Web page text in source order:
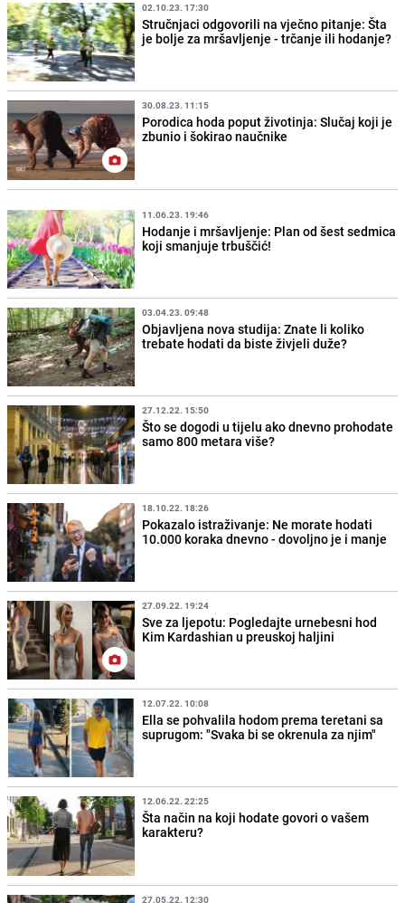
02.10.23. 17:30
Stručnjaci odgovorili na vječno pitanje: Šta
je bolje za mršavljenje - trčanje ili hodanje?
30.08.23. 11:15
Porodica hoda poput životinja: Slučaj koji je
zbunio i šokirao naučnike
11.06.23. 19:46
Hodanje i mršavljenje: Plan od šest sedmica
koji smanjuje trbuščić!
03.04.23. 09:48
Objavljena nova studija: Znate li koliko
trebate hodati da biste živjeli duže?
27.12.22. 15:50
Što se dogodi u tijelu ako dnevno prohodate
samo 800 metara više?
18.10.22. 18:26
Pokazalo istraživanje: Ne morate hodati
10.000 koraka dnevno - dovoljno je i manje
27.09.22. 19:24
Sve za ljepotu: Pogledajte urnebesni hod
Kim Kardashian u preuskoj haljini
12.07.22. 10:08
Ella se pohvalila hodom prema teretani sa
suprugom: "Svaka bi se okrenula za njim"
12.06.22. 22:25
Šta način na koji hodate govori o vašem
karakteru?
27.05.22. 12:30